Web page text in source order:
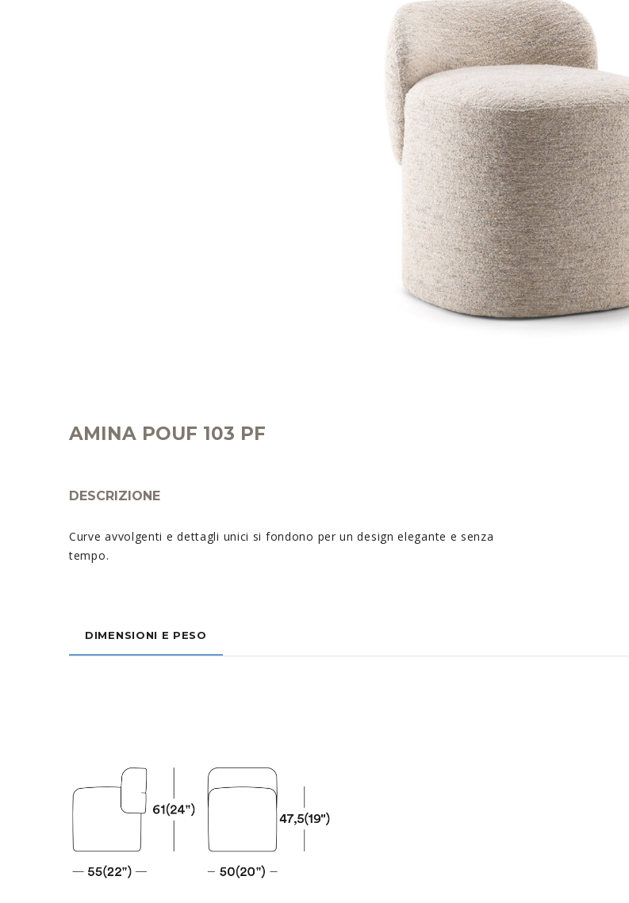
AMINA POUF 103 PF
DESCRIZIONE
Curve avvolgenti e dettagli unici si fondono per un design elegante e senza
tempo.
DIMENSIONI E PESO